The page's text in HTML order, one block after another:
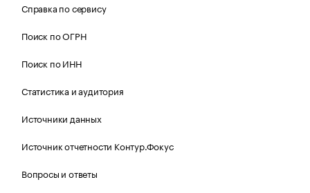
Справка по сервису
Поиск по ОГРН
Поиск по ИНН
Статистика и аудитория
Источники данных
Источник отчетности Контур.Фокус
Вопросы и ответы